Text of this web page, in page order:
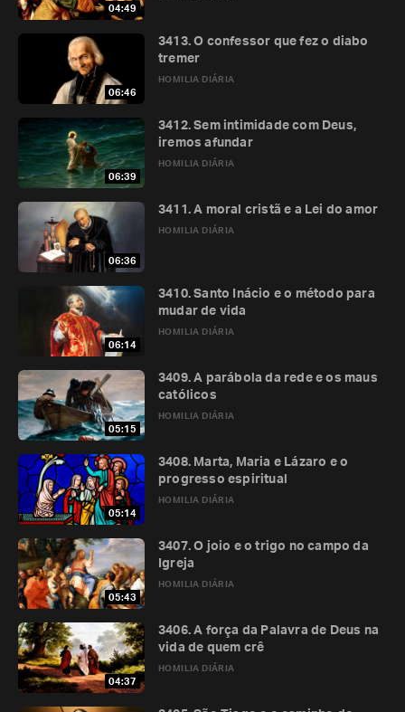
04:49
06:46
HOMILIA DIÁRIA
3413. O confessor que fez o diabo
tremer
06:39
HOMILIA DIÁRIA
3412. Sem intimidade com Deus,
iremos afundar
06:36
HOMILIA DIÁRIA
3411. A moral cristã e a Lei do amor
06:14
HOMILIA DIÁRIA
3410. Santo Inácio e o método para
mudar de vida
05:15
HOMILIA DIÁRIA
3409. A parábola da rede e os maus
católicos
05:14
HOMILIA DIÁRIA
3408. Marta, Maria e Lázaro e o
progresso espiritual
05:43
HOMILIA DIÁRIA
3407. O joio e o trigo no campo da
Igreja
04:37
HOMILIA DIÁRIA
3406. A força da Palavra de Deus na
vida de quem crê